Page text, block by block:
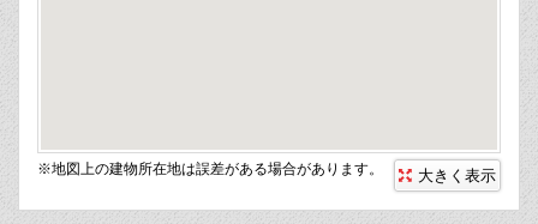
※地図上の建物所在地は誤差がある場合があります。 大きく表示